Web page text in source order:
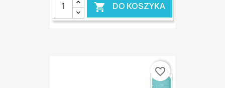
 DO KOSZYKA
favorite_border